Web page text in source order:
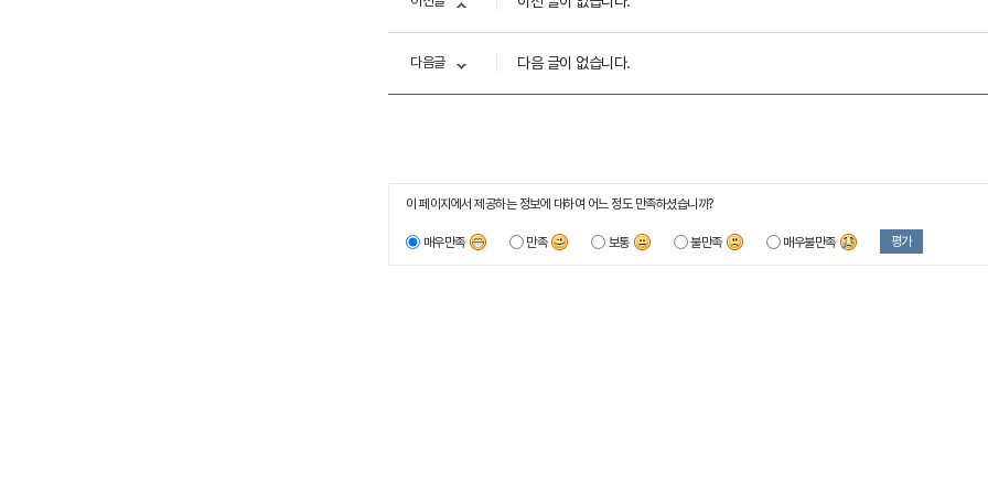
다음글 다음 글이 없습니다.
이 페이지에서 제공하는 정보에 대하여 어느 정도 만족하셨습니까?
매우만족 만족 보통 불만족 매우불만족 평가